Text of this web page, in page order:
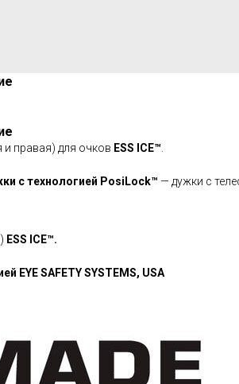
и правая) для очков ESS ICE™
с технологией PosiLock™ — дужки с
ESS ICE™.
EYE SAFETY SYSTEMS, USA